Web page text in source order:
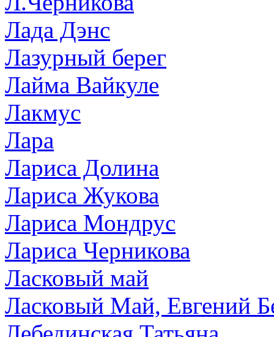
Лада Дэнс
Лазурный берег
Лайма Вайкуле
Лакмус
Лара
Лариса Долина
Лариса Жукова
Лариса Мондрус
Лариса Черникова
Ласковый май
Ласковый Май, Евгений